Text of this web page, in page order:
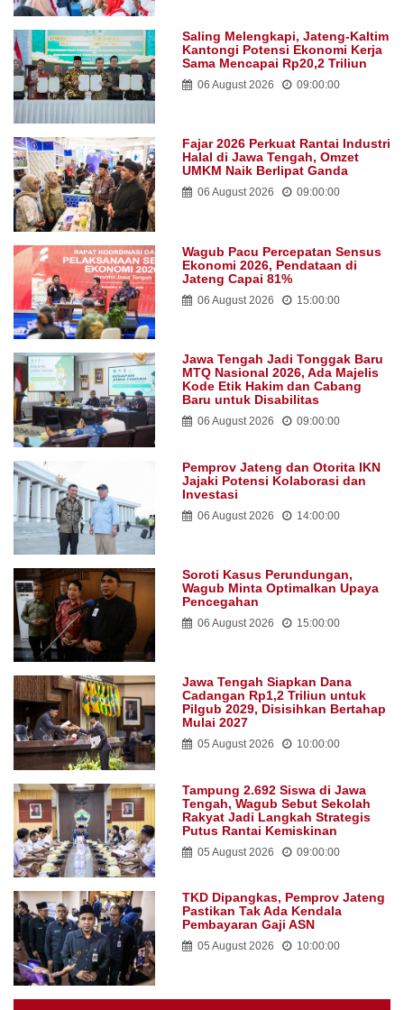
Saling Melengkapi, Jateng-Kaltim
Kantongi Potensi Ekonomi Kerja
Sama Mencapai Rp20,2 Triliun
06 August 2026 09:00:00
Fajar 2026 Perkuat Rantai Industri
Halal di Jawa Tengah, Omzet
UMKM Naik Berlipat Ganda
06 August 2026 09:00:00
Wagub Pacu Percepatan Sensus
Ekonomi 2026, Pendataan di
Jateng Capai 81%
06 August 2026 15:00:00
Jawa Tengah Jadi Tonggak Baru
MTQ Nasional 2026, Ada Majelis
Kode Etik Hakim dan Cabang
Baru untuk Disabilitas
06 August 2026 09:00:00
Pemprov Jateng dan Otorita IKN
Jajaki Potensi Kolaborasi dan
Investasi
06 August 2026 14:00:00
Soroti Kasus Perundungan,
Wagub Minta Optimalkan Upaya
Pencegahan
06 August 2026 15:00:00
Jawa Tengah Siapkan Dana
Cadangan Rp1,2 Triliun untuk
Pilgub 2029, Disisihkan Bertahap
Mulai 2027
05 August 2026 10:00:00
Tampung 2.692 Siswa di Jawa
Tengah, Wagub Sebut Sekolah
Rakyat Jadi Langkah Strategis
Putus Rantai Kemiskinan
05 August 2026 09:00:00
TKD Dipangkas, Pemprov Jateng
Pastikan Tak Ada Kendala
Pembayaran Gaji ASN
05 August 2026 10:00:00